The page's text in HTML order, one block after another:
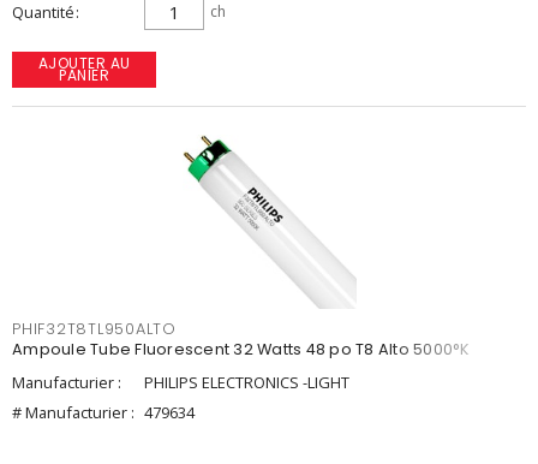
Quantité ch
AJOUTER AU
PANIER
PHIF32T8TL950ALTO
Ampoule Tube Fluorescent 32 Watts 48 po T8 Alto 5000°K
Manufacturier :
PHILIPS ELECTRONICS -LIGHT
# Manufacturier : 479634